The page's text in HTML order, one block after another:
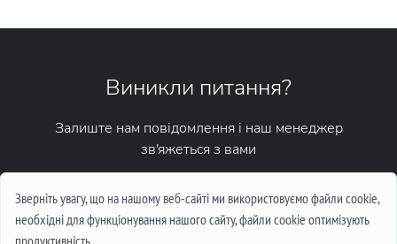
Зверніть увагу, що на нашому веб-сайті ми використовуємо файли cookie,
необхідні для функціонування нашого сайту, файли cookie оптимізують
продуктивність.
Виникли питання?
Залиште нам повідомлення і наш менеджер
зв'яжеться з вами
Написати повідомлення